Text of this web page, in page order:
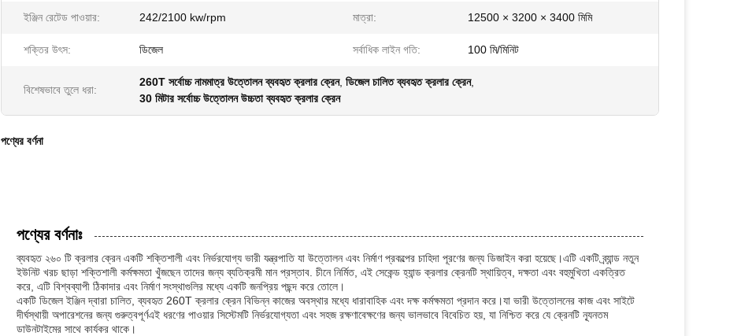
ইঞ্জিন রেটেড পাওয়ার: 242/2100 kw/rpm মাত্রা: 12500 × 3200 × 3400 মিমি
শক্তির উৎস: ডিজেল সর্বাধিক লাইন গতি: 100 মি/মিনিট
বিশেষভাবে তুলে ধরা:
260T সর্বোচ্চ নামমাত্র উত্তোলন ব্যবহৃত ক্রলার ক্রেন, ডিজেল চালিত ব্যবহৃত ক্রলার ক্রেন,
30 মিটার সর্বোচ্চ উত্তোলন উচ্চতা ব্যবহৃত ক্রলার ক্রেন
পণ্যের বর্ণনা
পণ্যের বর্ণনাঃ
ব্যবহৃত ২৬০ টি ক্রলার ক্রেন একটি শক্তিশালী এবং নির্ভরযোগ্য ভারী যন্ত্রপাতি যা উত্তোলন এবং নির্মাণ প্রকল্পের চাহিদা পূরণের জন্য ডিজাইন করা হয়েছে।এটি একটি ব্র্যান্ড নতুন
ইউনিট খরচ ছাড়া শক্তিশালী কর্মক্ষমতা খুঁজছেন তাদের জন্য ব্যতিক্রমী মান প্রস্তাব. চীনে নির্মিত, এই সেকেন্ড হ্যান্ড ক্রলার ক্রেনটি স্থায়িত্ব, দক্ষতা এবং বহুমুখিতা একত্রিত
করে, এটি বিশ্বব্যাপী ঠিকাদার এবং নির্মাণ সংস্থাগুলির মধ্যে একটি জনপ্রিয় পছন্দ করে তোলে।
একটি ডিজেল ইঞ্জিন দ্বারা চালিত, ব্যবহৃত 260T ক্রলার ক্রেন বিভিন্ন কাজের অবস্থার মধ্যে ধারাবাহিক এবং দক্ষ কর্মক্ষমতা প্রদান করে।যা ভারী উত্তোলনের কাজ এবং সাইটে
দীর্ঘস্থায়ী অপারেশনের জন্য গুরুত্বপূর্ণএই ধরণের পাওয়ার সিস্টেমটি নির্ভরযোগ্যতা এবং সহজ রক্ষণাবেক্ষণের জন্য ভালভাবে বিবেচিত হয়, যা নিশ্চিত করে যে ক্রেনটি ন্যূনতম
ডাউনটাইমের সাথে কার্যকর থাকে।